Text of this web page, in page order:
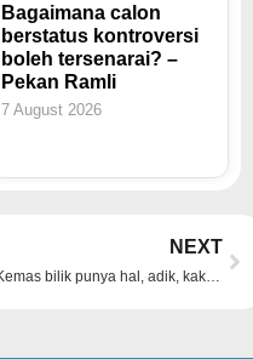
Bagaimana calon
berstatus kontroversi
boleh tersenarai? –
Pekan Ramli
7 August 2026
NEXT
Kemas bilik punya hal, adik, kakak bawa kes ke mahkamah